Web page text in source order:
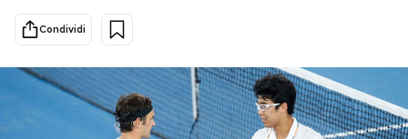
Scienza
Economia
Sport
Altrecose
Mondiali calcio 2026
Condividi